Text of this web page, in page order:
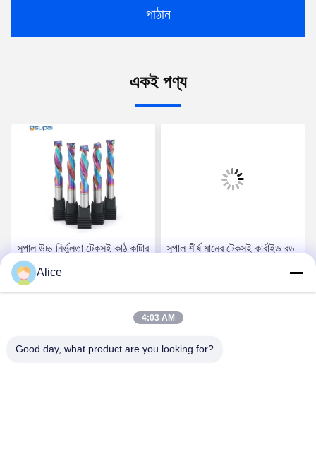
পাঠান
একই পণ্য
সুপাল উচ্চ নির্ভুলতা টেকসই কাঠ কাটার
- শীর্ষ-গ্রেড কার্বাইড রড কম্পোজিট
কম্প্রেশন শেষ মিল
সুপাল শীর্ষ মানের টেকসই কার্বাইড রড
Alice
4:03 AM
Good day, what product are you looking for?